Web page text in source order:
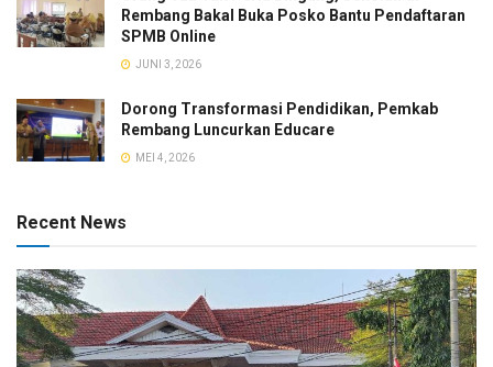
Rembang Bakal Buka Posko Bantu Pendaftaran
SPMB Online
JUNI 3, 2026
Dorong Transformasi Pendidikan, Pemkab
Rembang Luncurkan Educare
MEI 4, 2026
Recent News